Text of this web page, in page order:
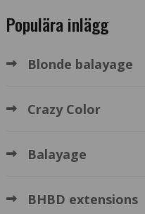
Populära inlägg
Blonde balayage
Crazy Color
Balayage
BHBD extensions